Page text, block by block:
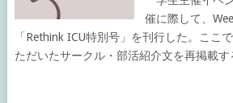
催に際して、
「Rethink ICU特別号」を刊行した。ここ
ただいたサークル・部活紹介文を再掲載